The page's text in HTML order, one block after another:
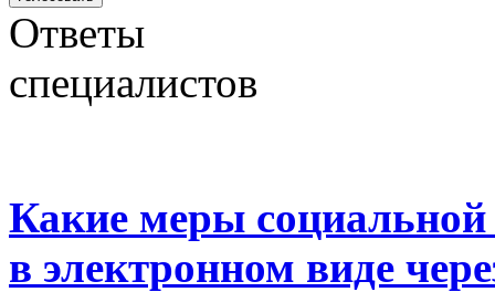
Ответы
специалистов
Какие меры
в электронном виде